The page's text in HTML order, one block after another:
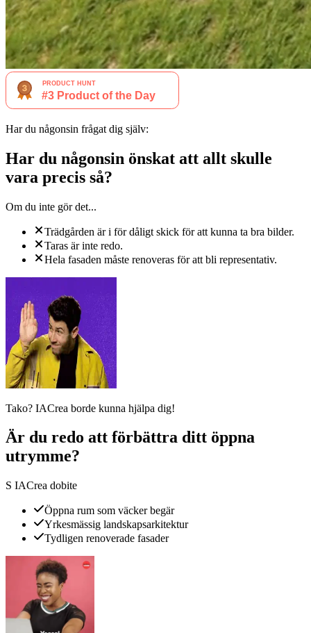
Har du någonsin frågat dig själv:
Har du någonsin önskat att allt skulle
vara precis så?
Om du inte gör det...
Trädgården är i för dåligt skick för att kunna ta bra bilder.
Taras är inte redo.
Hela fasaden måste renoveras för att bli representativ.
Tako? IACrea borde kunna hjälpa dig!
Är du redo att förbättra ditt öppna
utrymme?
S IACrea dobite
Öppna rum som väcker begär
Yrkesmässig landskapsarkitektur
Tydligen renoverade fasader